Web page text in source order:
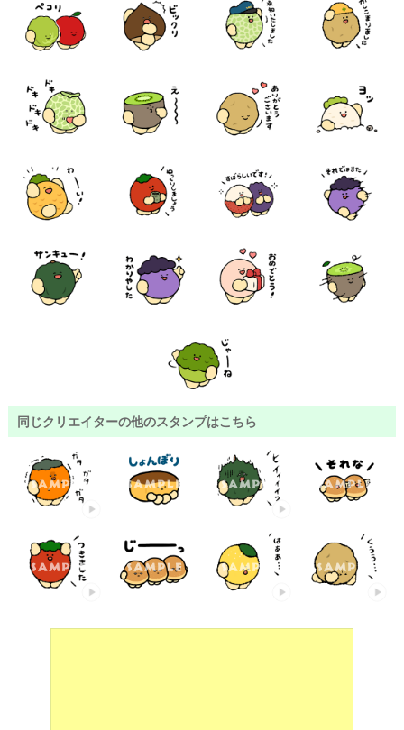
同じクリエイターの他のスタンプはこちら